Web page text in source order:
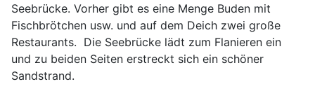
Seebrücke. Vorher gibt es eine Menge Buden mit
Fischbrötchen usw. und auf dem Deich zwei große
Restaurants. Die Seebrücke lädt zum Flanieren ein
und zu beiden Seiten erstreckt sich ein schöner
Sandstrand.